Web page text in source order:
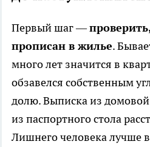
Первый шаг —
прописан в жилье.
много лет значится в
обзавелся собственным
долю. Выписка из
из паспортного стола
Лишнего человека лучше